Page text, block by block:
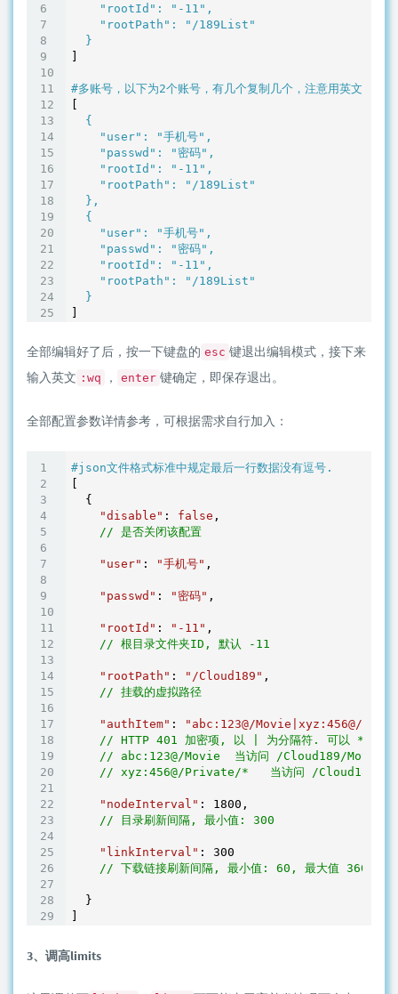
"rootId" : "-11" ,
"rootPath" :
"/189List"
]
#多账号，以下为2个账号，有几个复制几个，注意用英文逗号
[
  {
"user" : "手机号" ,
"passwd" : "密码" ,
"rootId" : "-11" ,
"rootPath" :
"/189List"
  },
  {
"user" : "手机号" ,
"passwd" : "密码" ,
"rootId" : "-11" ,
"rootPath" :
"/189List"
全部编辑好了后，按一下键盘的 esc 键退出编辑模式，接下来
输入英文 :wq ， enter 键确定，即保存退出。
全部配置参数详情参考，可根据需求自行加入：
#json文件格式标准中规定最后一行数据没有逗号.
  {
"disable" : false ,
// 是否关闭该配置
"user" : "手机号" ,
"passwd" : "密码" ,
"rootId" : "-11" ,
// 根目录文件夹ID, 默认 -11
"rootPath" : "/Cloud189" ,
// 挂载的虚拟路径
"authItem" :
"abc:123@/Movie|xyz:456@/
// HTTP 401 加密项, 以 | 为分隔符. 可以 * 结尾匹
// abc:123@/Movie  当访问 /Cloud189/Movie 时
// xyz:456@/Private/*   当访问 /Cloud189/
"nodeInterval" : 1800 ,
// 目录刷新间隔, 最小值: 300
"linkInterval" : 300
// 下载链接刷新间隔, 最小值: 60, 最大值 360
  }
3、调高limits